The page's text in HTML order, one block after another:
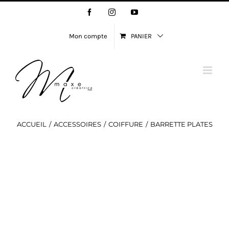
FacebookInstagramYouTube
Mon compte PANIER
ACCUEIL ACCESSOIRES COIFFURE BARRETTE PLATES